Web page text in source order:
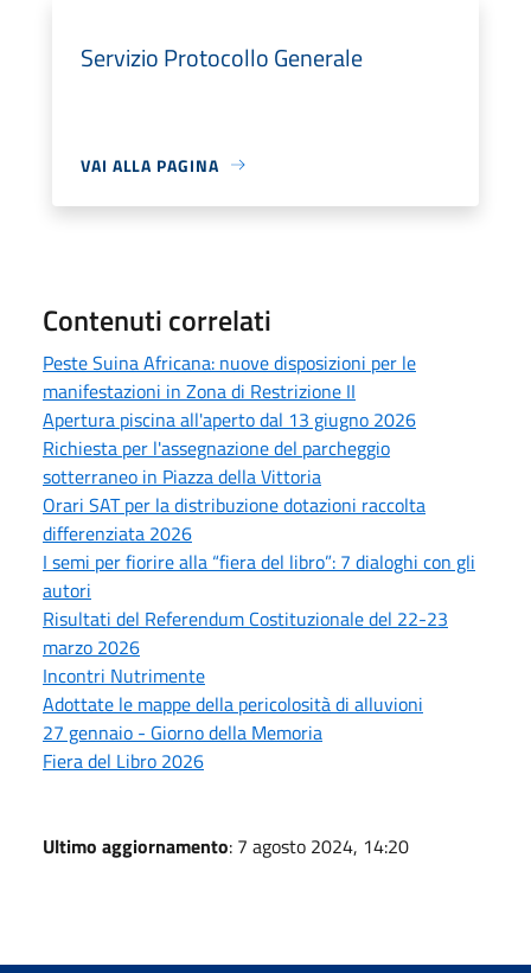
Servizio Protocollo Generale
VAI ALLA PAGINA
Contenuti correlati
Peste Suina Africana: nuove disposizioni per le
manifestazioni in Zona di Restrizione II
Apertura piscina all'aperto dal 13 giugno 2026
Richiesta per l'assegnazione del parcheggio
sotterraneo in Piazza della Vittoria
Orari SAT per la distribuzione dotazioni raccolta
differenziata 2026
I semi per fiorire alla “fiera del libro”: 7 dialoghi con gli
autori
Risultati del Referendum Costituzionale del 22-23
marzo 2026
Incontri Nutrimente
Adottate le mappe della pericolosità di alluvioni
27 gennaio - Giorno della Memoria
Fiera del Libro 2026
Ultimo aggiornamento: 7 agosto 2024, 14:20